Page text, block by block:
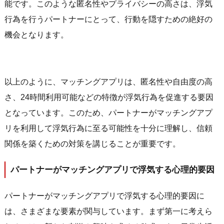
能です。このような匿名性やプライバシーの高さは、浮気
行為を行うパートナーにとって、行動を隠すための絶好の
機会となります。
以上のように、マッチングアプリは、匿名性や自由度の高
さ、24時間利用可能などの特徴が浮気行為を促進する要因
となっています。このため、パートナーがマッチングアプ
リを利用して浮気行為に至る可能性を十分に理解し、信頼
関係を築くための対策を講じることが重要です。
パートナーがマッチングアプリで浮気する心理的要因
パートナーがマッチングアプリで浮気する心理的要因に
は、さまざまな要素が関与しています。まず第一に考えら